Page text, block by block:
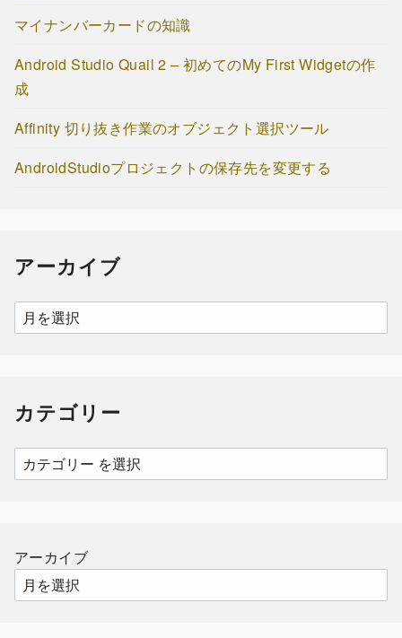
マイナンバーカードの知識
Android Studio Quail 2 – 初めてのMy First Widgetの作
成
Affinity 切り抜き作業のオブジェクト選択ツール
AndroidStudioプロジェクトの保存先を変更する
アーカイブ
ア
ー
ブ
カテゴリー
カ
テ
ー
アーカイブ